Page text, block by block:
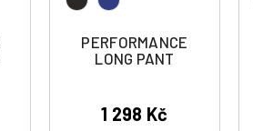
PERFORMANCE
LONG PANT
1 298 Kč